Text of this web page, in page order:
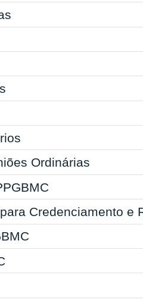
Ordinárias
Credenciamento e